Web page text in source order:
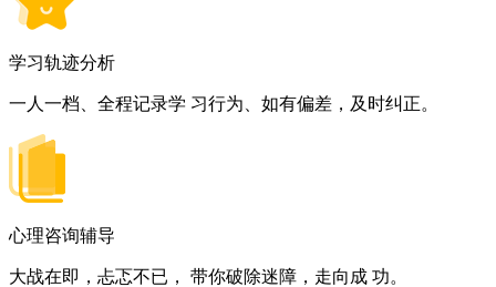
学习轨迹分析
一人一档、全程记录学 习行为、如有偏差，及时纠正。
心理咨询辅导
大战在即，忐忑不已， 带你破除迷障，走向成 功。